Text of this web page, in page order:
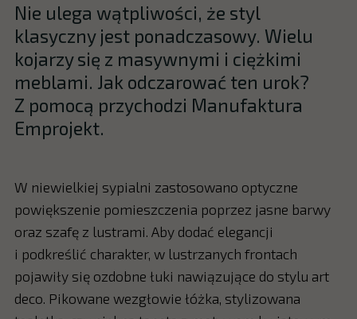
Nie ulega wątpliwości, że styl
klasyczny jest ponadczasowy. Wielu
kojarzy się z masywnymi i ciężkimi
meblami. Jak odczarować ten urok?
Z pomocą przychodzi Manufaktura
Emprojekt.
W niewielkiej sypialni zastosowano optyczne
powiększenie pomieszczenia poprzez jasne barwy
oraz szafę z lustrami. Aby dodać elegancji
i podkreślić charakter, w lustrzanych frontach
pojawiły się ozdobne łuki nawiązujące do stylu art
deco. Pikowane wezgłowie łóżka, stylizowana